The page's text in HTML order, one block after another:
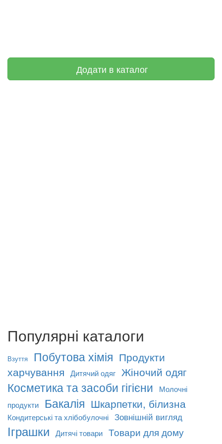
Додати в каталог
Популярні каталоги
Взуття Побутова хімія Продукти
харчування
Дитячий одяг Жіночий одяг
Косметика та засоби гігієни
Молочні
продукти
Бакалія Шкарпетки, білизна
Кондитерські та хлібобулочні Зовнішній вигляд
Іграшки Дитячі товари Товари для дому